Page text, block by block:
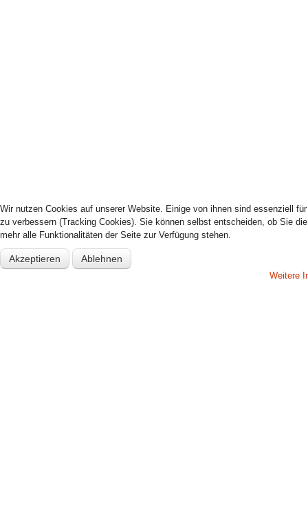
Wir nutzen Cookies auf unserer Website. Einige von ihnen sind essenziell
zu verbessern (Tracking Cookies). Sie können selbst entscheiden, ob Sie
mehr alle Funktionalitäten der Seite zur Verfügung stehen.
Akzeptieren Ablehnen
Weitere